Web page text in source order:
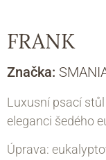
FRANK
Značka:
Luxusní psací
eleganci šedého
Úprava: